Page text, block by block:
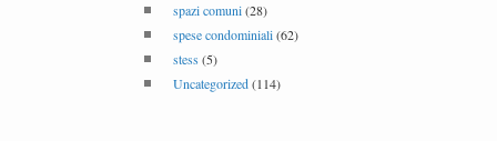
spazi comuni(28)
spese condominiali(62)
stess(5)
Uncategorized(114)